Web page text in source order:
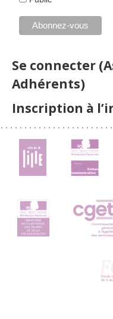
Se connecter
Adhérents)
Inscription à